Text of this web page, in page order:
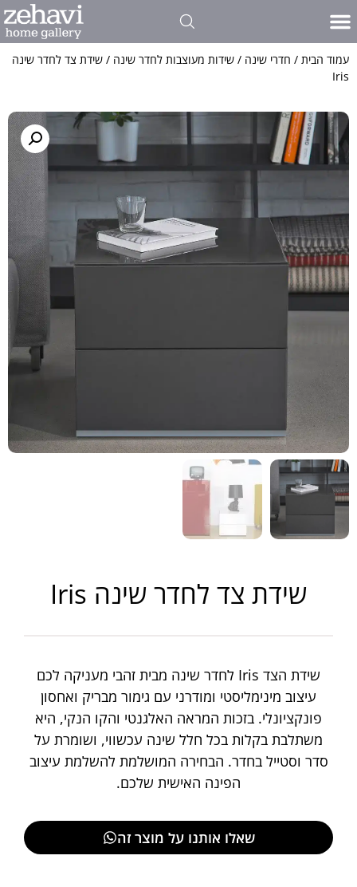
עמוד הבית / חדרי שינה / שידות מעוצבות לחדר שינה / שידת צד לחדר שינה
Iris
שידת צד לחדר שינה Iris
שידת הצד Iris לחדר שינה מבית זהבי מעניקה לכם
עיצוב מינימליסטי ומודרני עם גימור מבריק ואחסון
פונקציונלי. בזכות המראה האלגנטי והקו הנקי, היא
משתלבת בקלות בכל חלל שינה עכשווי, ושומרת על
סדר וסטייל בחדר. הבחירה המושלמת להשלמת עיצוב
הפינה האישית שלכם.
שאלו אותנו על מוצר זה